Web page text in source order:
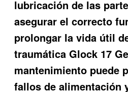
lubricación de las
asegurar el correcto
prolongar la vida útil
traumática Glock 17
mantenimiento puede
fallos de alimentación